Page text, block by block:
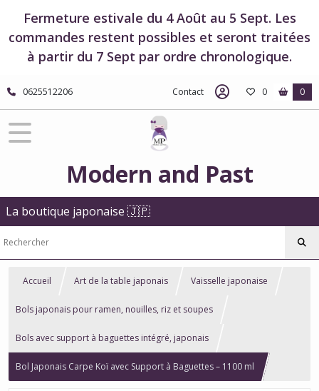
Fermeture estivale du 4 Août au 5 Sept. Les
commandes restent possibles et seront traitées
à partir du 7 Sept par ordre chronologique.
0625512206 Contact 0 0
Modern and Past
La boutique japonaise 🇯🇵
Accueil Art de la table japonais Vaisselle japonaise
Bols japonais pour ramen, nouilles, riz et soupes
Bols avec support à baguettes intégré, japonais
Bol Japonais Carpe Koï avec Support à Baguettes – 1100 ml